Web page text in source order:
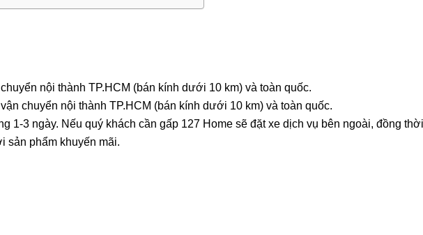
nội thành TP.HCM (bán kính dưới 10 km) và toàn quốc.
chuyển nội thành TP.HCM (bán kính dưới 10 km) và toàn quốc.
1-3 ngày. Nếu quý khách cần gấp 127 Home sẽ đặt xe dịch vụ bên ngoài, đồng
sản phẩm khuyến mãi.